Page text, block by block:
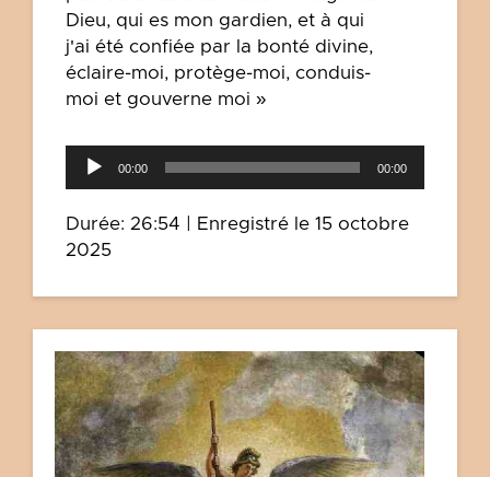
Dieu, qui es mon gardien, et à qui
j'ai été confiée par la bonté divine,
éclaire-moi, protège-moi, conduis-
moi et gouverne moi »
00:00 00:00
Durée: 26:54
Enregistré le 15 octobre
2025